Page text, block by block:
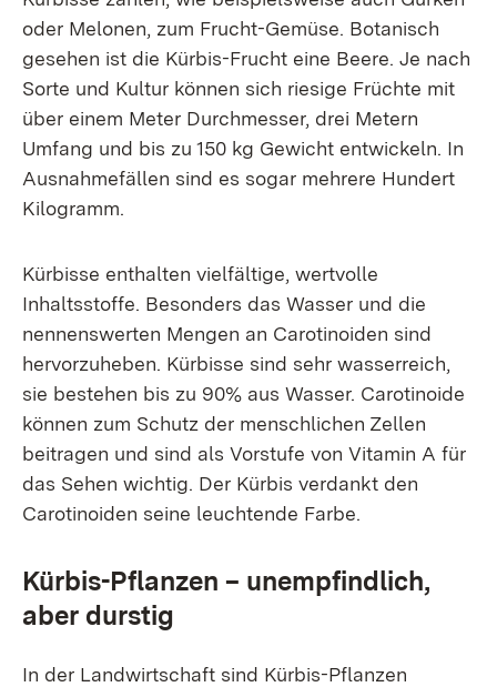
oder Melonen, zum Frucht-Gemüse. Botanisch
gesehen ist die Kürbis-Frucht eine Beere. Je nach
Sorte und Kultur können sich riesige Früchte mit
über einem Meter Durchmesser, drei Metern
Umfang und bis zu 150 kg Gewicht entwickeln. In
Ausnahmefällen sind es sogar mehrere Hundert
Kilogramm.
Kürbisse enthalten vielfältige, wertvolle
Inhaltsstoffe. Besonders das Wasser und die
nennenswerten Mengen an Carotinoiden sind
hervorzuheben. Kürbisse sind sehr wasserreich,
sie bestehen bis zu 90% aus Wasser. Carotinoide
können zum Schutz der menschlichen Zellen
beitragen und sind als Vorstufe von Vitamin A für
das Sehen wichtig. Der Kürbis verdankt den
Carotinoiden seine leuchtende Farbe.
Kürbis-Pflanzen – unempfindlich,
aber durstig
In der Landwirtschaft sind Kürbis-Pflanzen